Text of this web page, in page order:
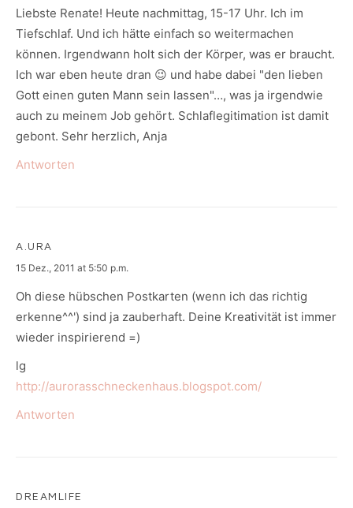
Liebste Renate! Heute nachmittag, 15-17 Uhr. Ich im
Tiefschlaf. Und ich hätte einfach so weitermachen
können. Irgendwann holt sich der Körper, was er braucht.
Ich war eben heute dran 😉 und habe dabei "den lieben
Gott einen guten Mann sein lassen"…, was ja irgendwie
auch zu meinem Job gehört. Schlaflegitimation ist damit
gebont. Sehr herzlich, Anja
Antworten
A.URA
says:
15 Dez., 2011 at 5:50 p.m.
Oh diese hübschen Postkarten (wenn ich das richtig
erkenne^^') sind ja zauberhaft. Deine Kreativität ist immer
wieder inspirierend =)
lg
http://aurorasschneckenhaus.blogspot.com/
Antworten
DREAMLIFE